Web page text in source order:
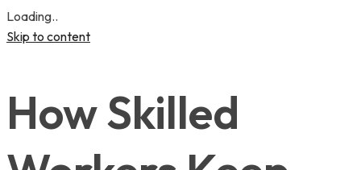
Loading..
Skip to content
How Skilled